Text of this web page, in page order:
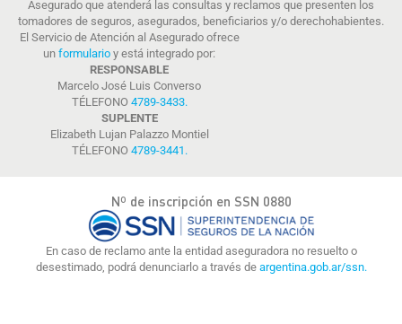
Asegurado que atenderá las consultas y reclamos que presenten los
tomadores de seguros, asegurados, beneficiarios y/o derechohabientes.
El Servicio de Atención al Asegurado ofrece
un formulario y está integrado por:
RESPONSABLE
Marcelo José Luis Converso
TÉLEFONO 4789-3433.
SUPLENTE
Elizabeth Lujan Palazzo Montiel
TÉLEFONO 4789-3441 .
Nº de inscripción en SSN 0880
En caso de reclamo ante la entidad aseguradora no resuelto o
desestimado, podrá denunciarlo a través de argentina.gob.ar/ssn.